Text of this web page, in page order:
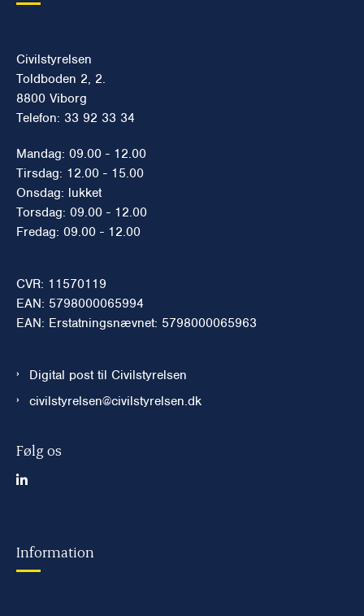
Civilstyrelsen
Toldboden 2, 2.
8800 Viborg
Telefon: 33 92 33 34
Mandag: 09.00 - 12.00
Tirsdag: 12.00 - 15.00
Onsdag: lukket
Torsdag: 09.00 - 12.00
Fredag: 09.00 - 12.00
CVR: 11570119
EAN: 5798000065994
EAN: Erstatningsnævnet: 5798000065963
Digital post til Civilstyrelsen
civilstyrelsen@civilstyrelsen.dk
Følg os
Information